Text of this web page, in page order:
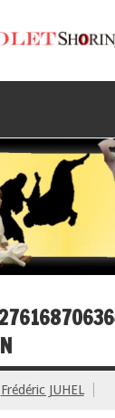
Frédéric JUHEL